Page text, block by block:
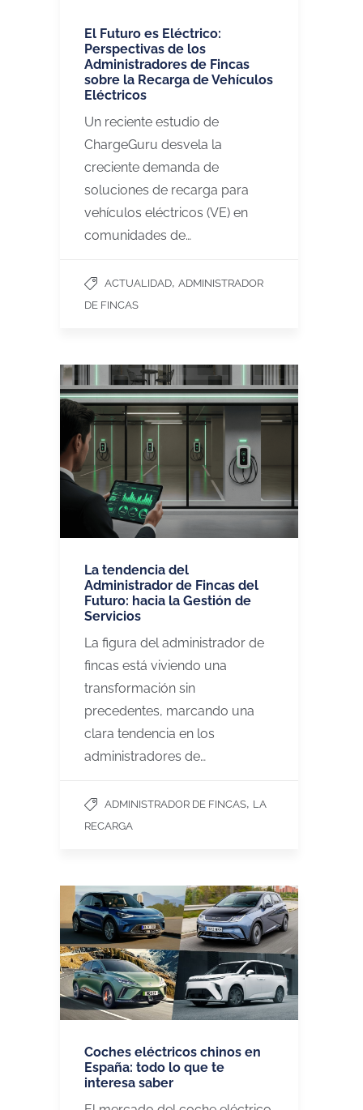
El Futuro es Eléctrico:
Perspectivas de los
Administradores de Fincas
sobre la Recarga de Vehículos
Eléctricos
Un reciente estudio de
ChargeGuru desvela la
creciente demanda de
soluciones de recarga para
vehículos eléctricos (VE) en
comunidades de…
ACTUALIDAD, ADMINISTRADOR
DE FINCAS
La tendencia del
Administrador de Fincas del
Futuro: hacia la Gestión de
Servicios
La figura del administrador de
fincas está viviendo una
transformación sin
precedentes, marcando una
clara tendencia en los
administradores de…
ADMINISTRADOR DE FINCAS, LA
RECARGA
Coches eléctricos chinos en
España: todo lo que te
interesa saber